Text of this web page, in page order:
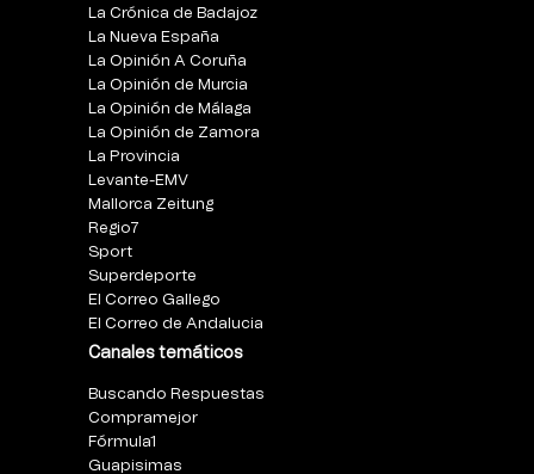
La Crónica de Badajoz
La Nueva España
La Opinión A Coruña
La Opinión de Murcia
La Opinión de Málaga
La Opinión de Zamora
La Provincia
Levante-EMV
Mallorca Zeitung
Regio7
Sport
Superdeporte
El Correo Gallego
El Correo de Andalucia
Canales temáticos
Buscando Respuestas
Compramejor
Fórmula1
Guapisimas